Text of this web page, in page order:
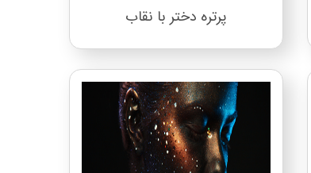
پرتره دختر با نقاب